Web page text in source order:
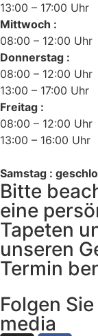
13:00 – 17:00 Uhr
Mittwoch :
08:00 – 12:00 Uhr
Donnerstag :
08:00 – 12:00 Uhr
13:00 – 17:00 Uhr
Freitag :
08:00 – 12:00 Uhr
13:00 – 16:00 Uhr
Samstag :
Bitte
eine
Tapeten
unseren
Termin
Folgen
media